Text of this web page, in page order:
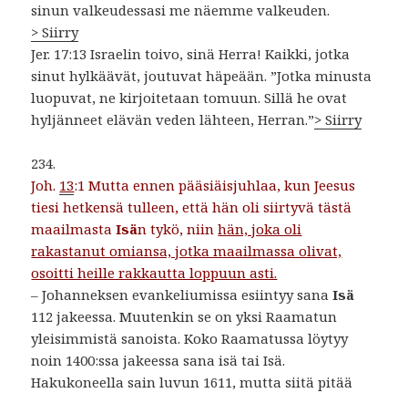
sinun valkeudessasi me näemme valkeuden.
> Siirry
Jer. 17:13 Israelin toivo, sinä Herra! Kaikki, jotka
sinut hylkäävät, joutuvat häpeään. ”Jotka minusta
luopuvat, ne kirjoitetaan tomuun. Sillä he ovat
hyljänneet elävän veden lähteen, Herran.”> Siirry
234.
Joh. 13:1 Mutta ennen pääsiäisjuhlaa, kun Jeesus
tiesi hetkensä tulleen, että hän oli siirtyvä tästä
maailmastaIsän tykö, niinhän, joka oli
rakastanut omiansa, jotka maailmassa olivat,
osoitti heille rakkautta loppuun asti.
– Johanneksen evankeliumissa esiintyy sanaIsä
112 jakeessa. Muutenkin se on yksi Raamatun
yleisimmistä sanoista. Koko Raamatussa löytyy
noin 1400:ssa jakeessa sana isä tai Isä.
Hakukoneella sain luvun 1611, mutta siitä pitää